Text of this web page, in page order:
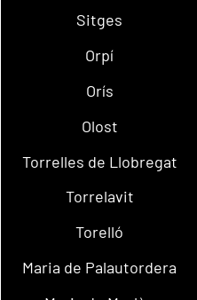
Sitges
Orpí
Orís
Olost
Torrelles de Llobregat
Torrelavit
Torelló
Maria de Palautordera